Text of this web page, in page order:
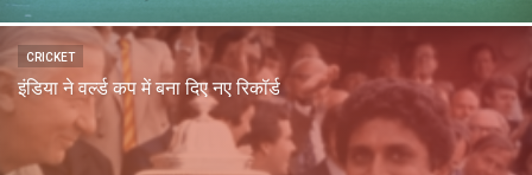
CRICKET
इंडिया ने वर्ल्ड कप में बना दिए नए रिकॉर्ड